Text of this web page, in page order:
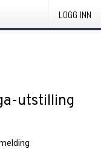
LOGG INN
utstilling